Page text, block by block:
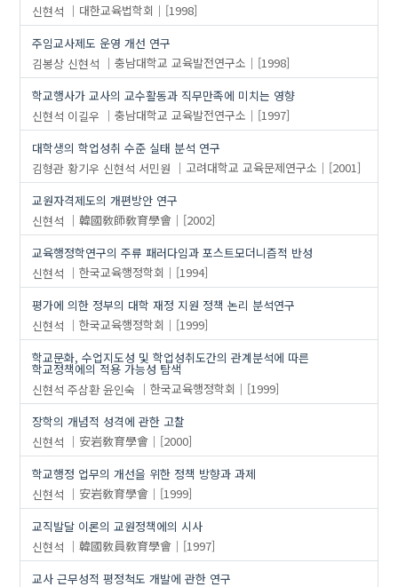
신현석
대한교육법학회
[1998]
주임교사제도 운영 개선 연구
김봉상 신현석 충남대학교 교육발전연구소
[1998]
학교행사가 교사의 교수활동과 직무만족에 미치는 영향
신현석 이길우 충남대학교 교육발전연구소
[1997]
대학생의 학업성취 수준 실태 분석 연구
김형관 황기우 신현석 서민원 고려대학교 교육문제연구소
[2001]
교원자격제도의 개편방안 연구
신현석
韓國敎師敎育學會
[2002]
교육행정학연구의 주류 패러다임과 포스트모더니즘적 반성
신현석
한국교육행정학회
[1994]
평가에 의한 정부의 대학 재정 지원 정책 논리 분석연구
신현석
한국교육행정학회
[1999]
학교문화, 수업지도성 및 학업성취도간의 관계분석에 따른
학교정책에의 적용 가능성 탐색
신현석 주삼환 윤인숙 한국교육행정학회
[1999]
장학의 개념적 성격에 관한 고찰
신현석
安岩敎育學會
[2000]
학교행정 업무의 개선을 위한 정책 방향과 과제
신현석
安岩敎育學會
[1999]
교직발달 이론의 교원정책에의 시사
신현석
韓國敎員敎育學會
[1997]
교사 근무성적 평정척도 개발에 관한 연구